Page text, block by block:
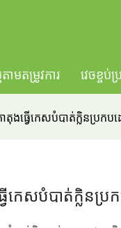
ាមតម្រូវការ វេចខ្ចប់
តុងធ្វើកេសបំបាត់ក្លិនប្រក
ើកេសបំបាត់ក្លិនប្